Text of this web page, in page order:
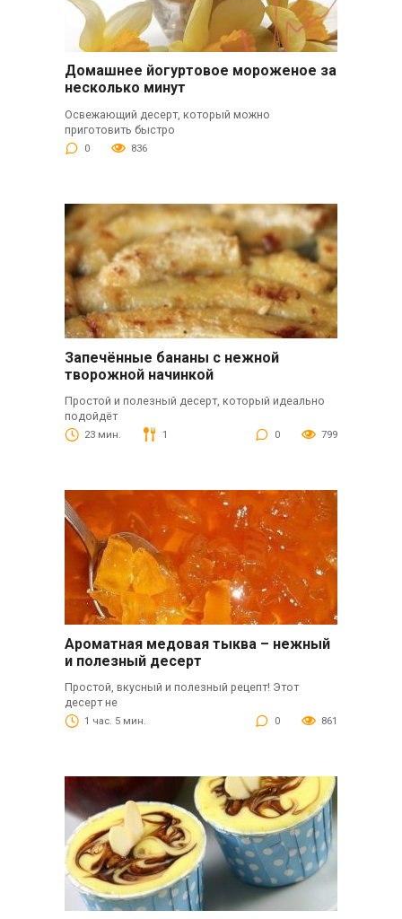
Домашнее йогуртовое мороженое за
несколько минут
Освежающий десерт, который можно
приготовить быстро
0 836
Запечённые бананы с нежной
творожной начинкой
Простой и полезный десерт, который идеально
подойдёт
23 мин. 1 0 799
Ароматная медовая тыква – нежный
и полезный десерт
Простой, вкусный и полезный рецепт! Этот
десерт не
1 час. 5 мин. 0 861